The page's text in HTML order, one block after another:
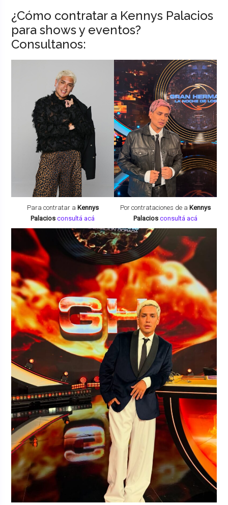
¿Cómo contratar a Kennys Palacios
para shows y eventos?
Consultanos:
Para contratar a Kennys
Palacios consultá acá
Por contrataciones de a Kennys
Palacios consultá acá